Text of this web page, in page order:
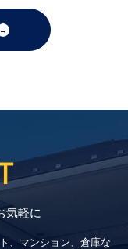
気軽に
、マンション、倉庫な